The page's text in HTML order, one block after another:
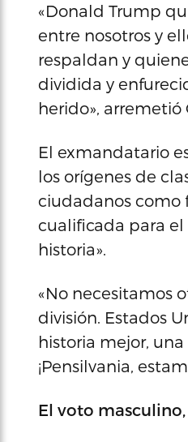
«Donald Trump
entre nosotros y
respaldan y
dividida y
herido», arremetió
El exmandatario
los orígenes de
ciudadanos como
cualificada para
historia».
«No necesitamos
división. Estados
historia mejor,
¡Pensilvania,
El voto